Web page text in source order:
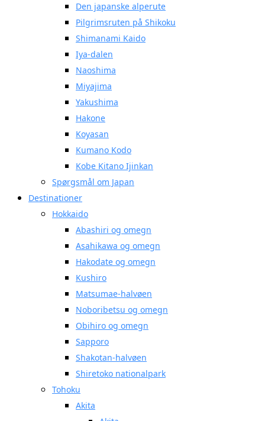
Den japanske alperute
Pilgrimsruten på Shikoku
Shimanami Kaido
Iya-dalen
Naoshima
Miyajima
Yakushima
Hakone
Koyasan
Kumano Kodo
Kobe Kitano Ijinkan
Spørgsmål om Japan
Destinationer
Hokkaido
Abashiri og omegn
Asahikawa og omegn
Hakodate og omegn
Kushiro
Matsumae-halvøen
Noboribetsu og omegn
Obihiro og omegn
Sapporo
Shakotan-halvøen
Shiretoko nationalpark
Tohoku
Akita